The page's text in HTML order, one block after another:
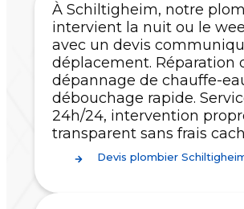
À Schiltigheim, notre
intervient la nuit ou le
avec un devis
déplacement. Réparation
dépannage de chauffe-
débouchage rapide.
24h/24, intervention
transparent sans frais
Devis plombier